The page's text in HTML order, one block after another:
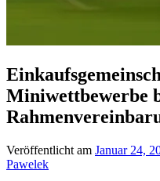
Miniwettbewerbe
Veröffentlicht am Januar 24,
Pawelek